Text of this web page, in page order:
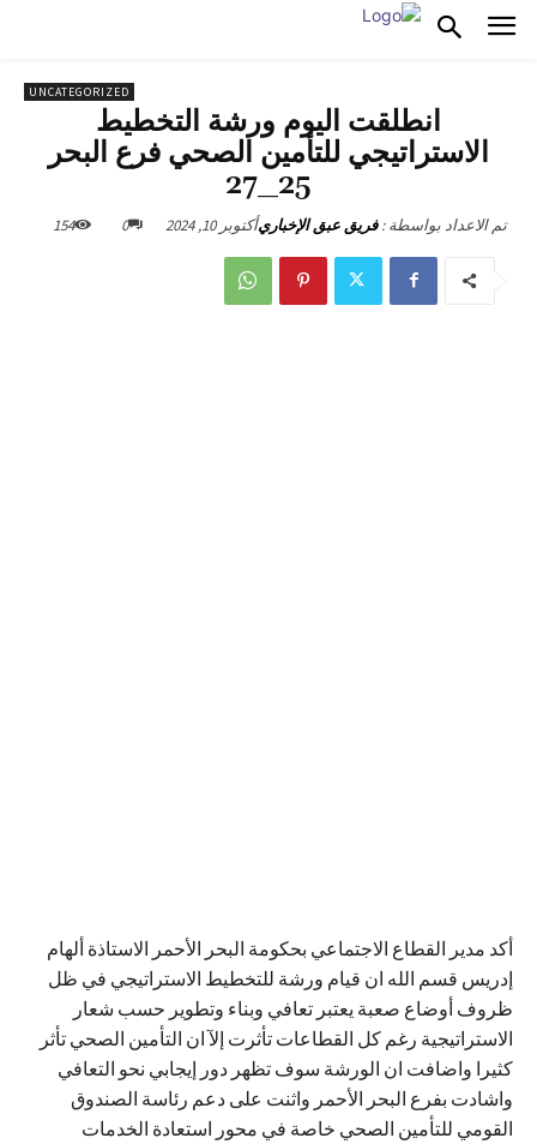
UNCATEGORIZED
انطلقت اليوم ورشة التخطيط
الاستراتيجي للتأمين الصحي فرع البحر
25_27
تم الاعداد بواسطة : فريق عبق الإخباريأكتوبر 10, 2024 0
154
أكد مدير القطاع الاجتماعي بحكومة البحر الأحمر الاستاذة ألهام
إدريس قسم الله ان قيام ورشة للتخطيط الاستراتيجي في ظل
ظروف أوضاع صعبة يعتبر تعافي وبناء وتطوير حسب شعار
الاستراتيجية رغم كل القطاعات تأثرت إلآ ان التأمين الصحي تأثر
كثيرا واضافت ان الورشة سوف تظهر دور إيجابي نحو التعافي
واشادت بفرع البحر الأحمر واثنت على دعم رئاسة الصندوق
القومي للتأمين الصحي خاصة في محور استعادة الخدمات